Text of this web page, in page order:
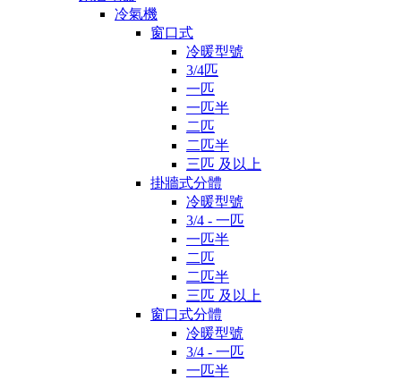
冷氣機
窗口式
冷暖型號
3/4匹
一匹
一匹半
二匹
二匹半
三匹 及以上
掛牆式分體
冷暖型號
3/4 - 一匹
一匹半
二匹
二匹半
三匹 及以上
窗口式分體
冷暖型號
3/4 - 一匹
一匹半